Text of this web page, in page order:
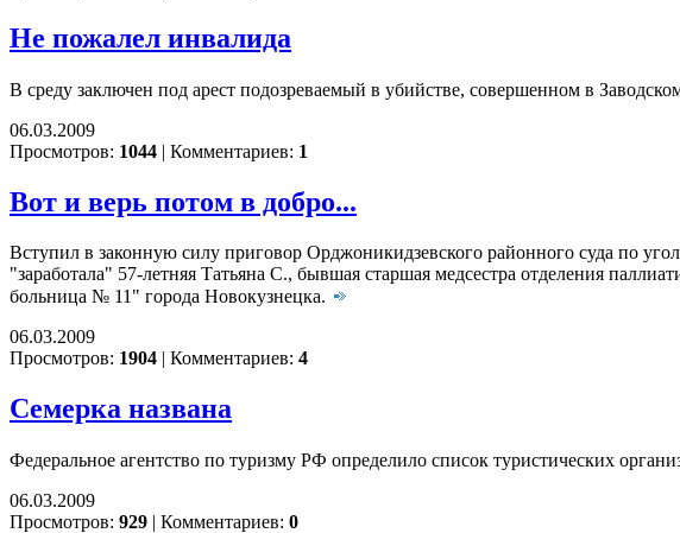
Не пожалел инвалида
В среду заключен под арест подозреваемый в убийстве, совершенном в
06.03.2009
Просмотров: 1044 | Комментариев: 1
Вот и верь потом в добро...
Вступил в законную силу приговор Орджоникидзевского районного суда по
"заработала" 57-летняя Татьяна С., бывшая старшая медсестра отделения
больница № 11" города Новокузнецка.
06.03.2009
Просмотров: 1904 | Комментариев: 4
Семерка названа
Федеральное агентство по туризму РФ определило список туристических
06.03.2009
Просмотров: 929 | Комментариев: 0